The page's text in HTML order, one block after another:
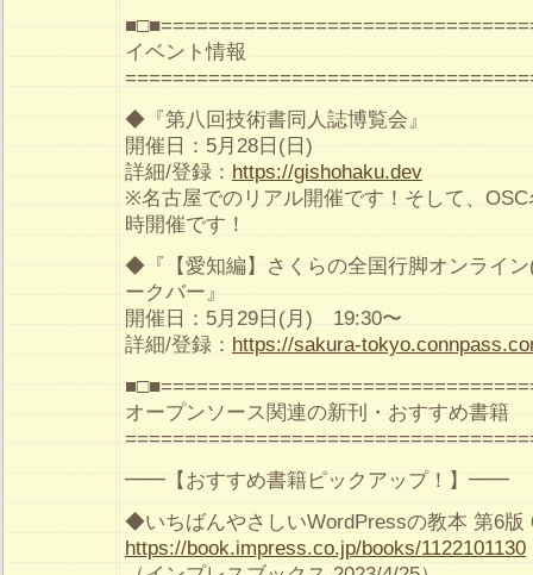
イベント情報
◆『第八回技術書同人誌博覧会』
開催日：5月28日(日)
詳細/登録： https://gishohaku.dev
※名古屋でのリアル開催です！そして、
時開催です！
◆『【愛知編】さくらの全国行脚オンライ
ークバー』
開催日：5月29日(月) 19:30〜
詳細/登録： https://sakura-
オープンソース関連の新刊・おすすめ書籍
━━【おすすめ書籍ピックアップ！】━━
◆いちばんやさしいWordPressの教本 第6版
https://book.impress.co.jp/books/1122101130